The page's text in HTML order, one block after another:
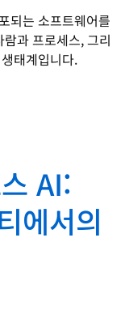
되는 소프트웨어를
과 프로세스, 그리
태계입니다.
AI:
에서의